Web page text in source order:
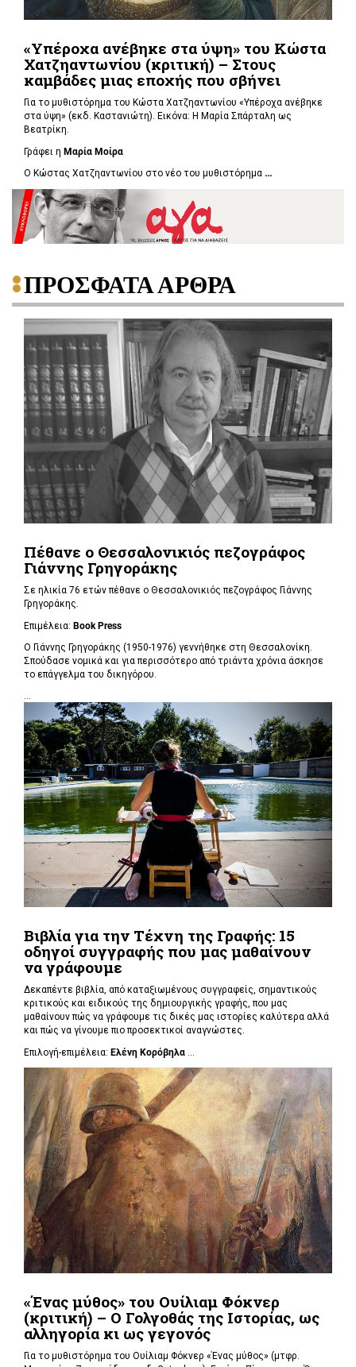
«Υπέροχα ανέβηκε στα ύψη» του Κώστα
Χατζηαντωνίου (κριτική) – Στους
καμβάδες μιας εποχής που σβήνει
Για το μυθιστόρημα του Κώστα Χατζηαντωνίου «Υπέροχα ανέβηκε
στα ύψη» (εκδ. Καστανιώτη). Εικόνα: Η Μαρία Σπάρταλη ως
Βεατρίκη.
Γράφει η Μαρία Μοίρα
Ο Κώστας Χατζηαντωνίου στο νέο του μυθιστόρημα ...
ΠΡΟΣΦΑΤΑ ΑΡΘΡΑ
Πέθανε ο Θεσσαλονικιός πεζογράφος
Γιάννης Γρηγοράκης
Σε ηλικία 76 ετών πέθανε ο Θεσσαλονικιός πεζογράφος Γιάννης
Γρηγοράκης.
Επιμέλεια: Book Press
Ο Γιάννης Γρηγοράκης (1950-1976) γεννήθηκε στη Θεσσαλονίκη.
Σπούδασε νομικά και για περισσότερο από τριάντα χρόνια άσκησε
το επάγγελμα του δικηγόρου.
Βιβλία για την Τέχνη της Γραφής: 15
οδηγοί συγγραφής που μας μαθαίνουν
να γράφουμε
Δεκαπέντε βιβλία, από καταξιωμένους συγγραφείς, σημαντικούς
κριτικούς και ειδικούς της δημιουργικής γραφής, που μας
μαθαίνουν πώς να γράφουμε τις δικές μας ιστορίες καλύτερα αλλά
και πώς να γίνουμε πιο προσεκτικοί αναγνώστες.
Επιλογή-επιμέλεια: Ελένη Κορόβηλα
«Ένας μύθος» του Ουίλιαμ Φόκνερ
(κριτική) – Ο Γολγοθάς της Ιστορίας, ως
αλληγορία κι ως γεγονός
Για το μυθιστόρημα του Ουίλιαμ Φόκνερ «Ένας μύθος» (μτφρ.